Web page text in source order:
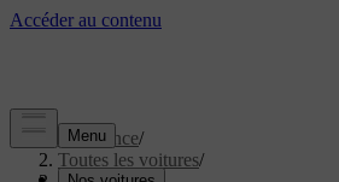
Assistance/
Toutes les voitures/